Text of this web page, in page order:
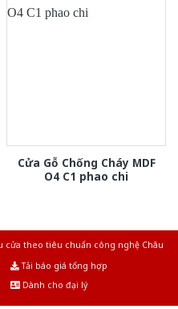
Cửa Gỗ Chống Cháy MDF
O4 C1 phao chi
theo tiêu chuẩn công nghệ Châu
Tải báo giá tổng hợp
Dành cho đại lý